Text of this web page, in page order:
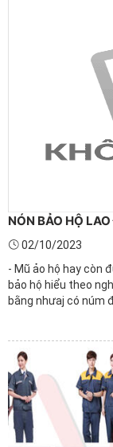
NÓN BẢO HỘ
02/10/2023
- Mũ ảo hộ hay còn
bảo hộ hiểu theo
bằng nhưaj có núm